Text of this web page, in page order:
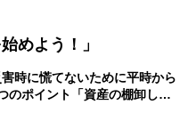
めよう！」
害時に慌てないために平時から
のポイント「資産の棚卸し…